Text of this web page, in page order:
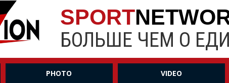
SPORT
БОЛЬШЕ ЧЕМ О
PHOTO VIDEO